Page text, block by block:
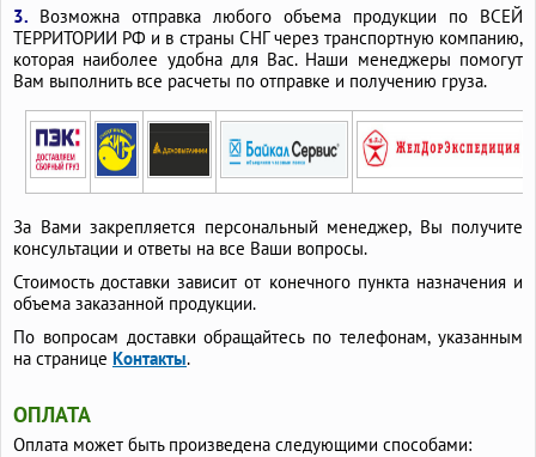
Лотки водоотводные бетонные коробчатые
Лотки бетонные с чугунной решеткой
Лотки бетонные 400х400х3000
Лотки DN500
Лотки DN300
Ливневые лотки бетонные с решеткой
Кюветные лотки бетонные открытого типа
Железобетонные лотки для ливневой канализации
Жб лотки для ливневки
Жб лотки для канав
Ж Б лотки для ливневой канализации
Дорожные лотки водоотводные бетонные
Бетонные трубы для канавы 500 мм
3. Возможна отправка любого объема продукции по ВСЕЙ
ТЕРРИТОРИИ РФ и в страны СНГ через транспортную компанию,
которая наиболее удобна для Вас. Наши менеджеры помогут
Вам выполнить все расчеты по отправке и получению груза.
За Вами закрепляется персональный менеджер, Вы получите
консультации и ответы на все Ваши вопросы.
Стоимость доставки зависит от конечного пункта назначения и
объема заказанной продукции.
По вопросам доставки обращайтесь по телефонам, указанным
на странице Контакты.
ОПЛАТА
Оплата может быть произведена следующими способами: